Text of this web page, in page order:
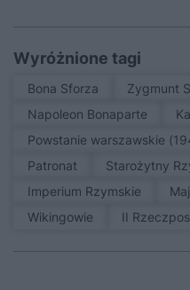
Wyróżnione tagi
Bona Sforza Zygmunt
Napoleon Bonaparte
Powstanie warszawskie
patronat
Starożytny
Imperium Rzymskie
Wikingowie
II